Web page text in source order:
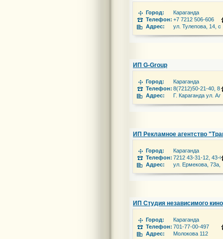
Город:
Караганда
Телефон: +7 7212 506-606
Адрес:
ул. Тулепова, 14,
ИП G-Group
Город:
Караганда
Телефон: 8(7212)50-21-40,
Адрес:
Г. Караганда ул.
ИП Рекламное агентство
Город:
Караганда
Телефон: 7212 43-31-12, 43-
Адрес:
ул. Ермекова, 73а,
ИП Студия независимого
Город:
Караганда
Телефон: 701-77-00-497
Адрес:
Молокова 112